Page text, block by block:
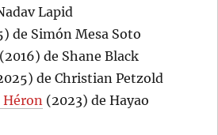
Lapid
de Simón Mesa Soto
(2016) de Shane Black
de Christian Petzold
Héron (2023) de Hayao